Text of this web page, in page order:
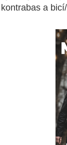
kontrabas a